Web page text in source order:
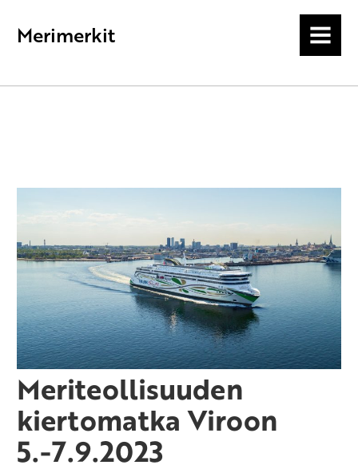
Merimerkit MENU
Meriteollisuuden
kiertomatka Viroon
5.-7.9.2023